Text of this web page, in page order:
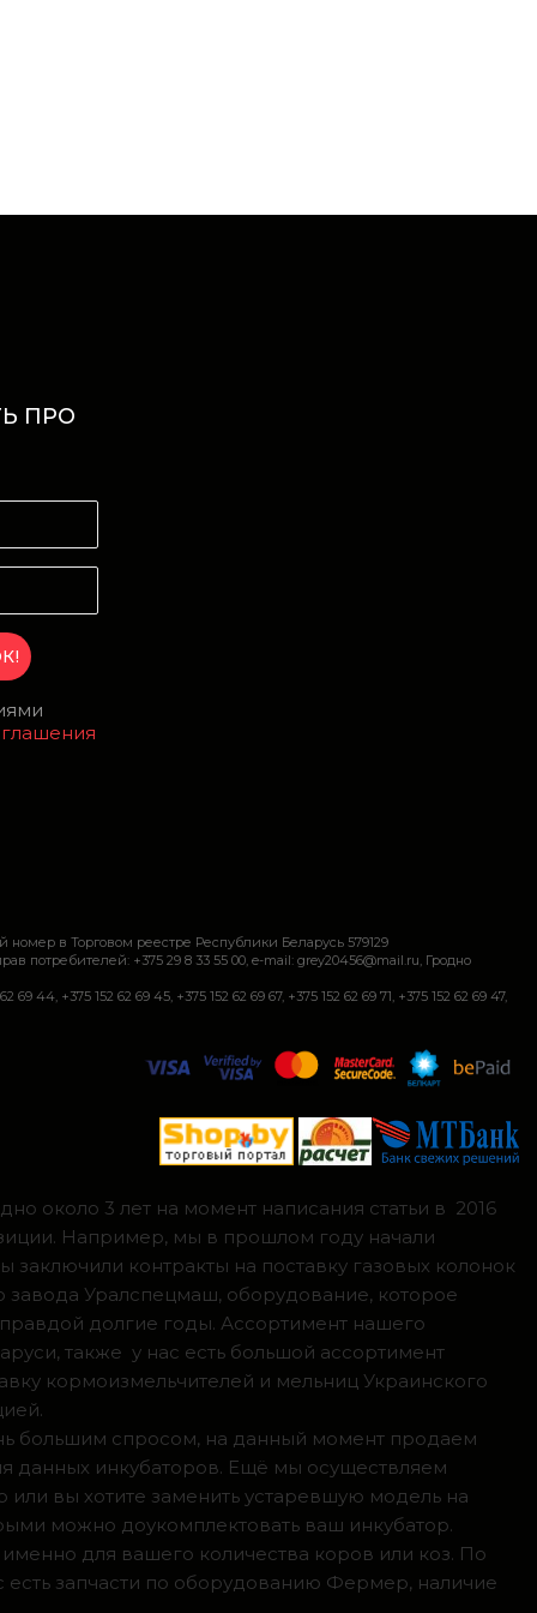
ПРО
в Торговом реестре Республики Беларусь 579129
+375 29 8 33 55 00, e-mail: grey20456@mail.ru, Гродно
+375 152 62 69 45, +375 152 62 69 67, +375 152 62 69 71, +375 152 62 69 47,
около 3 лет на момент написания статьи в 2016
Например, мы в прошлом году начали
контракты на поставку газовых колонок
Уралспецмаш, оборудование, которое
долгие годы. Ассортимент нашего
также у нас есть большой ассортимент
кормоизмельчителей и мельниц Украинского
большим спросом, на данный момент продаем
данных инкубаторов. Ещё мы осуществляем
вы хотите заменить устаревшую модель на
можно доукомплектовать ваш инкубатор.
для вашего количества коров или коз. По
запчасти по оборудованию Фермер, наличие